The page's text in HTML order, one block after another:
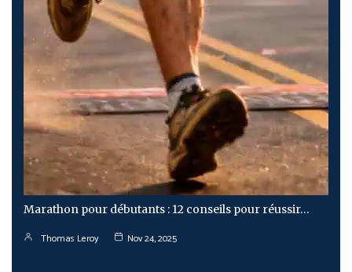
Marathon pour débutants : 12 conseils pour réussir…
Thomas Leroy Nov 24, 2025